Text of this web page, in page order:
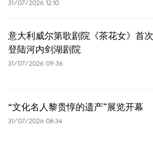
31/07/2026 12:10
意大利威尔第歌剧院《茶花女》首次
登陆河内剑湖剧院
31/07/2026 09:36
“文化名人黎贵惇的遗产”展览开幕
31/07/2026 08:34